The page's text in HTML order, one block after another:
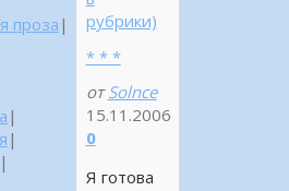
рубрики)
* * *
от Solnce
15.11.2006
0
Я готова
проза |
|
|
|